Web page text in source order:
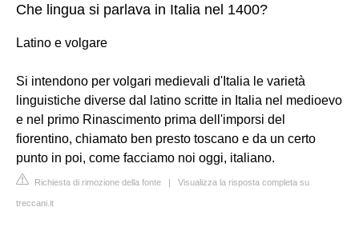
Che lingua si parlava in Italia nel 1400?
Latino e volgare
Si intendono per volgari medievali d'Italia le varietà
linguistiche diverse dal latino scritte in Italia nel medioevo
e nel primo Rinascimento prima dell'imporsi del
fiorentino, chiamato ben presto toscano e da un certo
punto in poi, come facciamo noi oggi, italiano.
Richiesta di rimozione della fonte | Visualizza la risposta completa su
treccani.it